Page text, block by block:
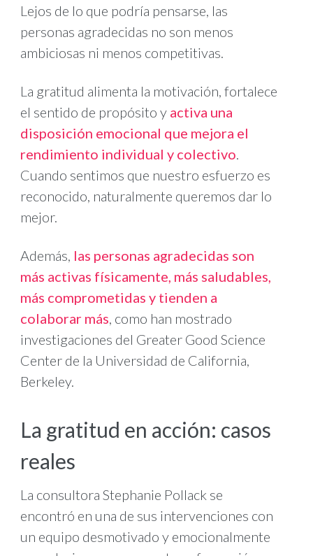
Lejos de lo que podría pensarse, las
personas agradecidas no son menos
ambiciosas ni menos competitivas.
La gratitud alimenta la motivación, fortalece
el sentido de propósito y activa una
disposición emocional que mejora el
rendimiento individual y colectivo.
Cuando sentimos que nuestro esfuerzo es
reconocido, naturalmente queremos dar lo
mejor.
Además, las personas agradecidas son
más activas físicamente, más saludables,
más comprometidas y tienden a
colaborar más, como han mostrado
investigaciones del Greater Good Science
Center de la Universidad de California,
Berkeley.
La gratitud en acción: casos
reales
La consultora Stephanie Pollack se
encontró en una de sus intervenciones con
un equipo desmotivado y emocionalmente